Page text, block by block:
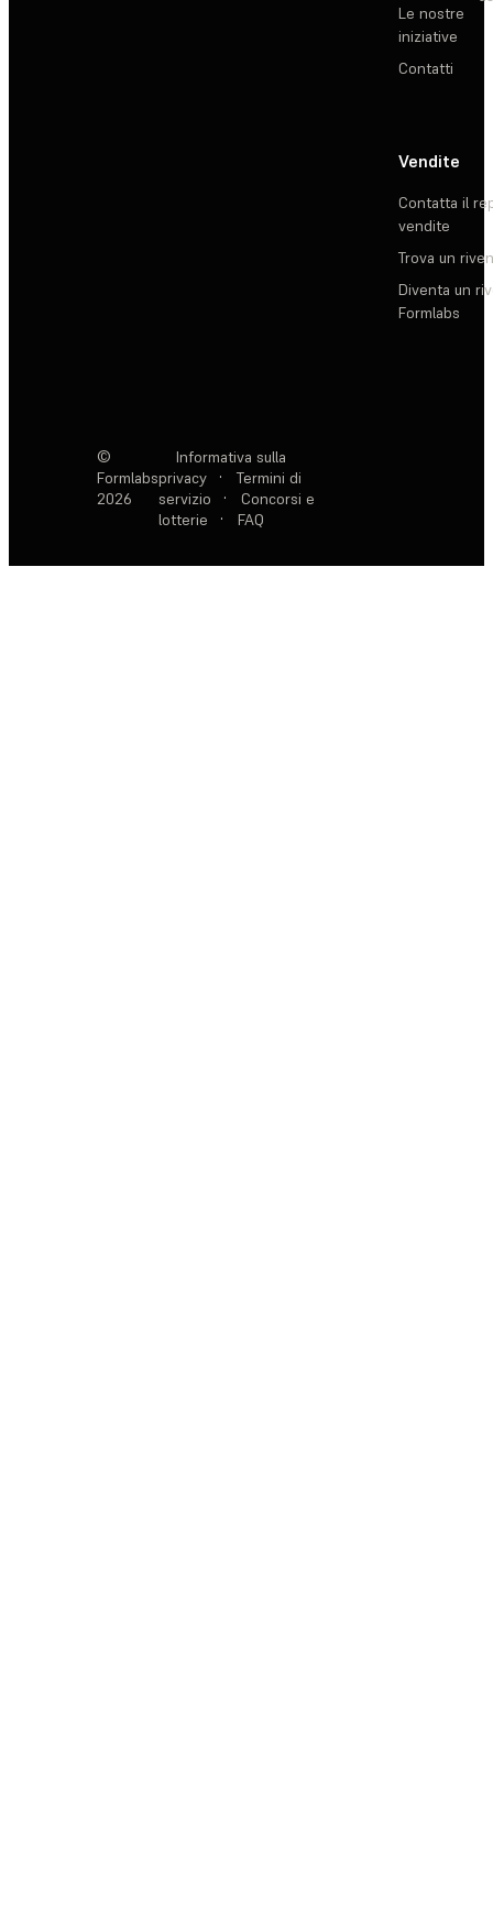
Le nostre
iniziative
Contatti
Vendite
Contatta il
vendite
Trova un
Diventa un
Formlabs
©
Formlabs
2026
Informativa sulla
privacy
·
Termini di
servizio
·
Concorsi e
lotterie
· FAQ